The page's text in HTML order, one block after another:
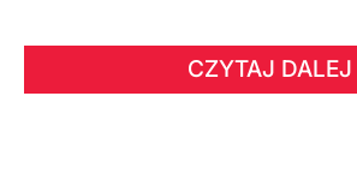
CZYTAJ DALEJ